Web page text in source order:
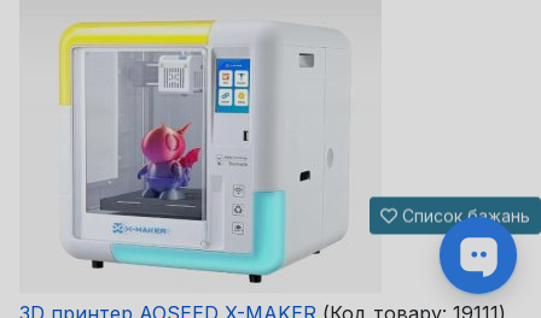
3D принтер AOSEED X-MAKER (Код товару: 19111)
Список бажань